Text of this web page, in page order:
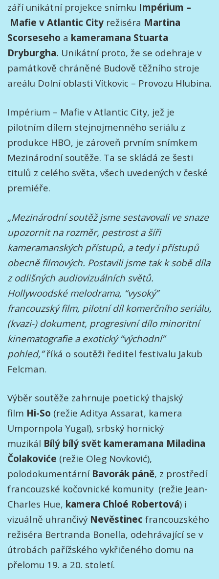
září unikátní projekce snímku Impérium –
Mafie v Atlantic City režiséra Martina
Scorseseho a kameramana Stuarta
Dryburgha. Unikátní proto, že se odehraje v
památkově chráněné Budově těžního stroje
areálu Dolní oblasti Vítkovic – Provozu Hlubina.
Impérium – Mafie v Atlantic City, jež je
pilotním dílem stejnojmenného seriálu z
produkce HBO, je zároveň prvním snímkem
Mezinárodní soutěže. Ta se skládá ze šesti
titulů z celého světa, všech uvedených v české
premiéře.
„Mezinárodní soutěž jsme sestavovali ve snaze
upozornit na rozměr, pestrost a šíři
kameramanských přístupů, a tedy i přístupů
obecně filmových. Postavili jsme tak k sobě díla
z odlišných audiovizuálních světů.
Hollywoodské melodrama, “vysoký”
francouzský film, pilotní díl komerčního seriálu,
(kvazi-) dokument, progresivní dílo minoritní
kinematografie a exotický “východní”
pohled,”říká o soutěži ředitel festivalu Jakub
Felcman.
Výběr soutěže zahrnuje poetický thajský
film Hi-So (režie Aditya Assarat, kamera
Umpornpola Yugal), srbský hornický
muzikál Bílý bílý svět kameramana Miladina
Čolakoviće (režie Oleg Novković),
polodokumentární Bavorák páně, z prostředí
francouzské kočovnické komunity (režie Jean-
Charles Hue, kamera Chloé Robertová) i
vizuálně uhrančivý Nevěstinec francouzského
režiséra Bertranda Bonella, odehrávající se v
útrobách pařížského vykřičeného domu na
přelomu 19. a 20. století.